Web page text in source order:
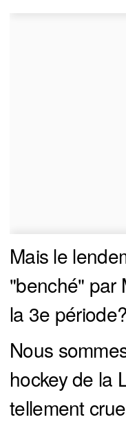
Mais le
"benché" par
la 3e période?
Nous
hockey de la
tellement